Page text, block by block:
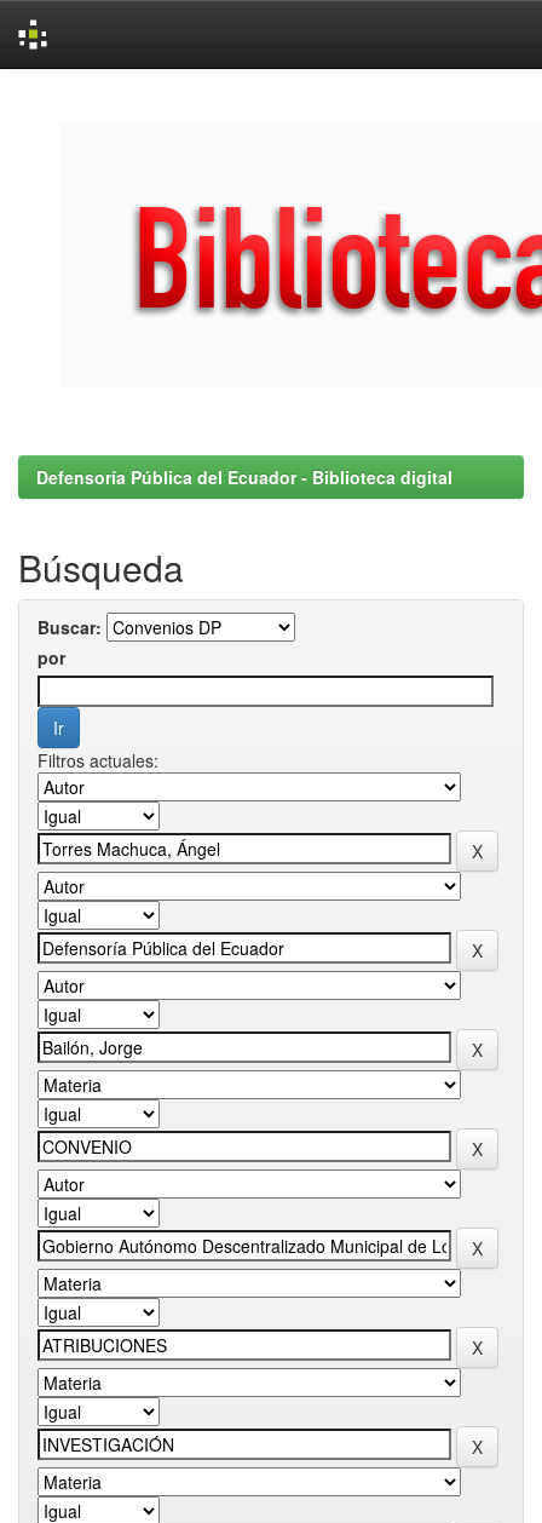
Defensoría Pública del Ecuador - Biblioteca digital
Búsqueda
Buscar:
por
Filtros actuales: